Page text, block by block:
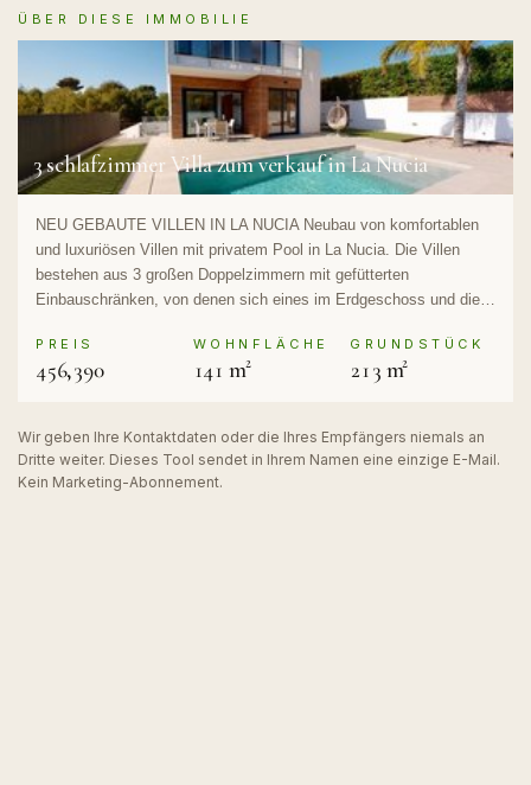
ÜBER DIESE IMMOBILIE
3 schlafzimmer Villa zum verkauf in La Nucia
NEU GEBAUTE VILLEN IN LA NUCIA Neubau von komfortablen
und luxuriösen Villen mit privatem Pool in La Nucia. Die Villen
bestehen aus 3 großen Doppelzimmern mit gefütterten
Einbauschränken, von denen sich eines im Erdgeschoss und die…
PREIS
456,390
WOHNFLÄCHE
141 m²
GRUNDSTÜCK
213 m²
Wir geben Ihre Kontaktdaten oder die Ihres Empfängers niemals an
Dritte weiter. Dieses Tool sendet in Ihrem Namen eine einzige E-Mail.
Kein Marketing-Abonnement.